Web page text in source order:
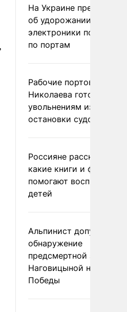
На Украине
об удорожании
электроники после
по портам
Рабочие портов
Николаева готовятся к
увольнениям из-за
остановки судоходства
Россияне рассказали,
какие книги и фильмы
помогают воспитывать
детей
Альпинист допустил
обнаружение
предсмертной записки
Наговицыной на пике
Победы